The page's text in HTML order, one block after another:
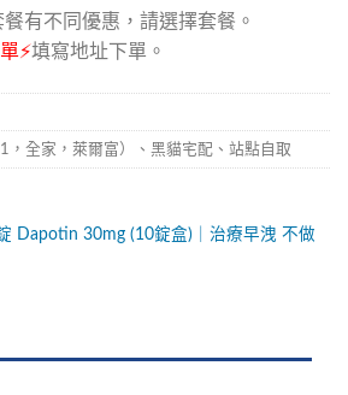
有不同優惠，請選擇套餐。
⚡填寫地址下單。
，全家，萊爾富）、黑貓宅配、站點自取
Dapotin 30mg (10錠盒)｜治療早洩 不做